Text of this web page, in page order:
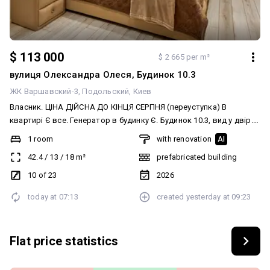
$ 113 000 $ 2 665 per m²
вулиця Олександра Олеся, Будинок 10.3
ЖК Варшавский-3 Подольский Киев
Власник. ЦІНА ДІЙСНА ДО КІНЦЯ СЕРПНЯ (переуступка) В
квартирі Є все. Генератор в будинку Є. Будинок 10.3, вид у двір.
Без відсотків Меблі, техніка все що на фото залишається у
Варшавський 3 RETROVILLE, БЕЗ %. 10 поверх/25 поверхів.
Квартира під ключ. Все продумано до дрібниць! Тепла Підлога
Сучасна техніка: - великий вбудований холодильник 195 см; -
samsung на 4 конфорки, з таймером вимикання, та датчиками
нагріву поверхні для забезпечення безпеки при приготуванні їжі. -
над поверхнею вбудована витяжка. - посудомийна машина wirpul
Великі розкладний диван розміром 2 Також обідній стіл на 4
1 room
42.4/ 13 / 18m²
10 of 23
with renovation AI
prefabricated building
2026
today at 07:13 created yesterday at 09:23
Flat price statistics